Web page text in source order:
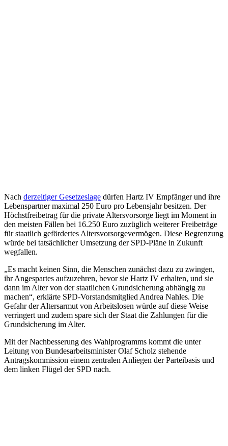
Nach derzeitiger Gesetzeslage dürfen Hartz IV Empfänger und ihre
Lebenspartner maximal 250 Euro pro Lebensjahr besitzen. Der
Höchstfreibetrag für die private Altersvorsorge liegt im Moment in
den meisten Fällen bei 16.250 Euro zuzüglich weiterer Freibeträge
für staatlich gefördertes Altersvorsorgevermögen. Diese Begrenzung
würde bei tatsächlicher Umsetzung der SPD-Pläne in Zukunft
wegfallen.
„Es macht keinen Sinn, die Menschen zunächst dazu zu zwingen,
ihr Angespartes aufzuzehren, bevor sie Hartz IV erhalten, und sie
dann im Alter von der staatlichen Grundsicherung abhängig zu
machen“, erklärte SPD-Vorstandsmitglied Andrea Nahles. Die
Gefahr der Altersarmut von Arbeitslosen würde auf diese Weise
verringert und zudem spare sich der Staat die Zahlungen für die
Grundsicherung im Alter.
Mit der Nachbesserung des Wahlprogramms kommt die unter
Leitung von Bundesarbeitsminister Olaf Scholz stehende
Antragskommission einem zentralen Anliegen der Parteibasis und
dem linken Flügel der SPD nach.